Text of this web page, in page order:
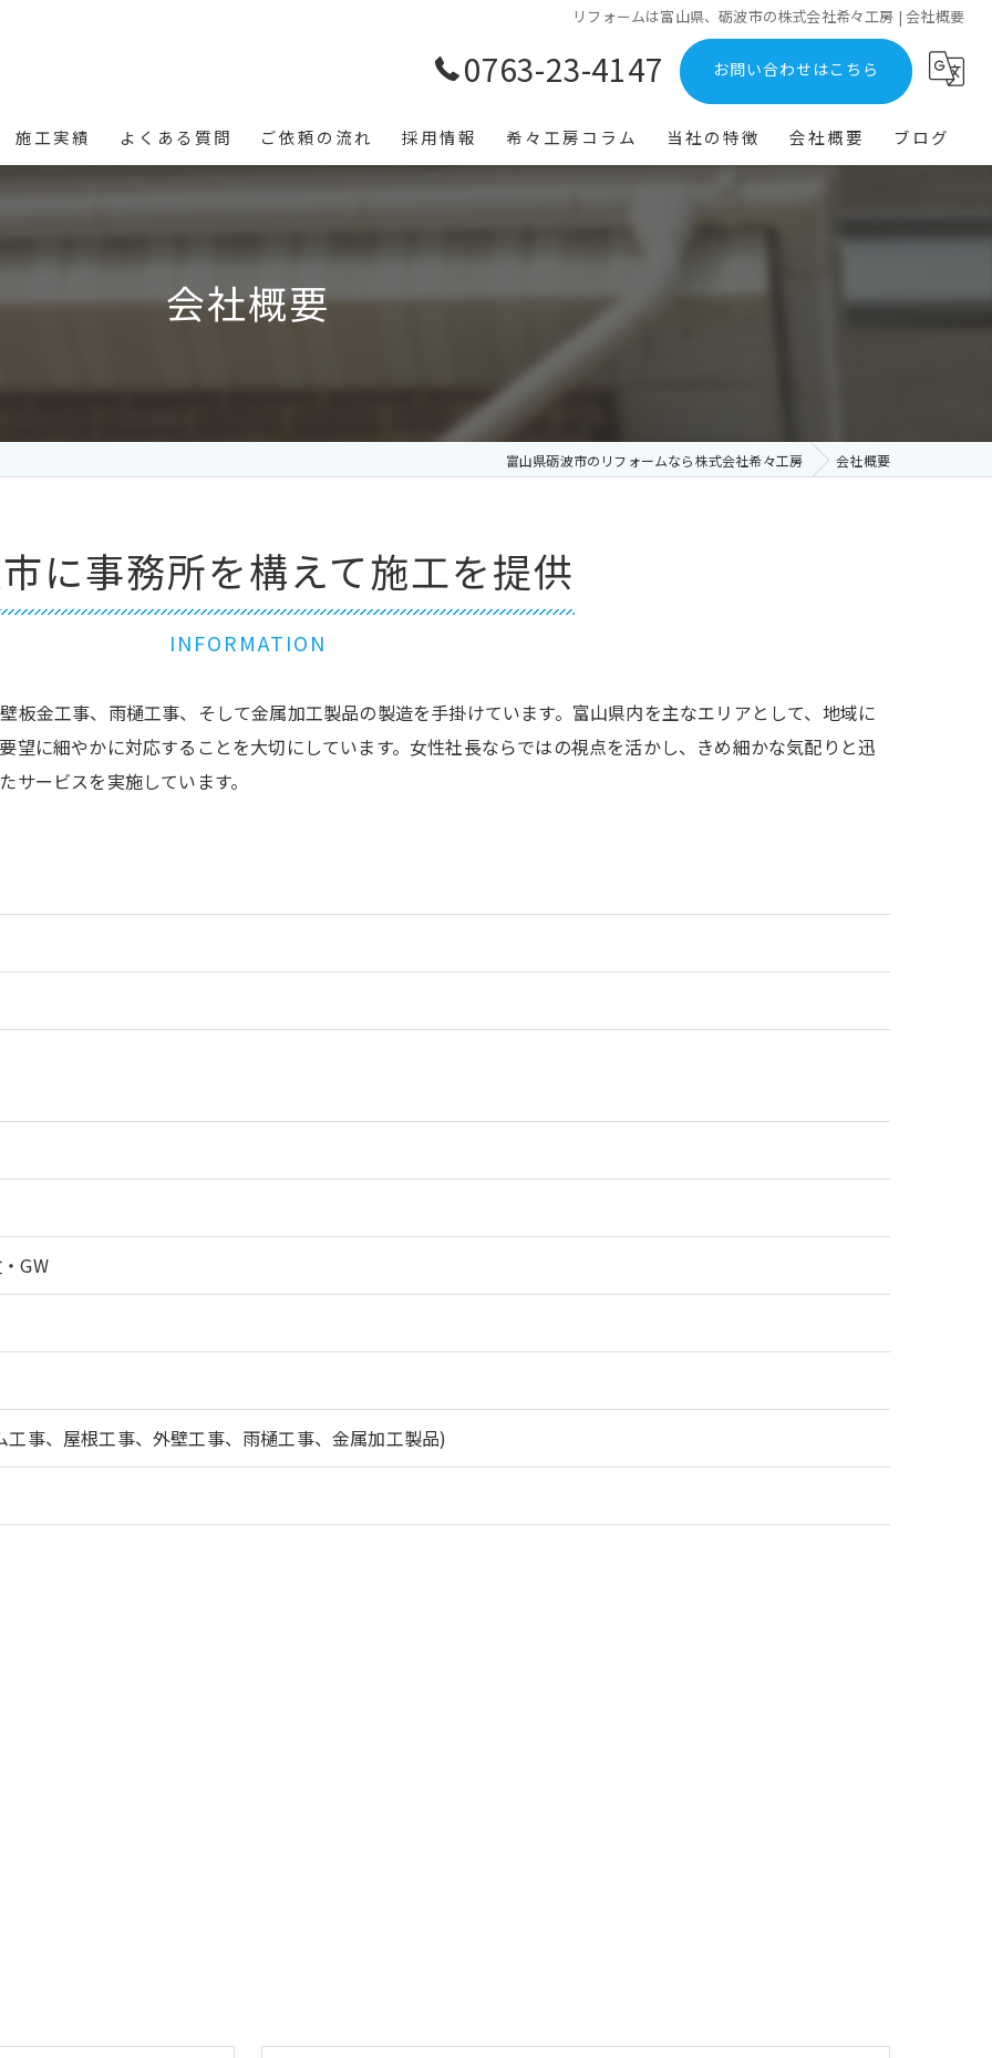
リフォームは富山県、砺波市の株式会社希々工房 | 会社概要
0763-23-4147 お問い合わせはこちら
施工実績 よくある質問 ご依頼の流れ 採用情報 希々工房コラム 当社の特徴 会社概要 ブログ
会社概要
富山県砺波市のリフォームなら株式会社希々工房 会社概要
に事務所を構えて施工を提供
INFORMATION
板金工事、雨樋工事、そして金属加工製品の製造を手掛けています。富山県内を主なエリアとして、地域に
望に細やかに対応することを大切にしています。女性社長ならではの視点を活かし、きめ細かな気配りと迅
ービスを実施しています。
GW
事、屋根工事、外壁工事、雨樋工事、金属加工製品)